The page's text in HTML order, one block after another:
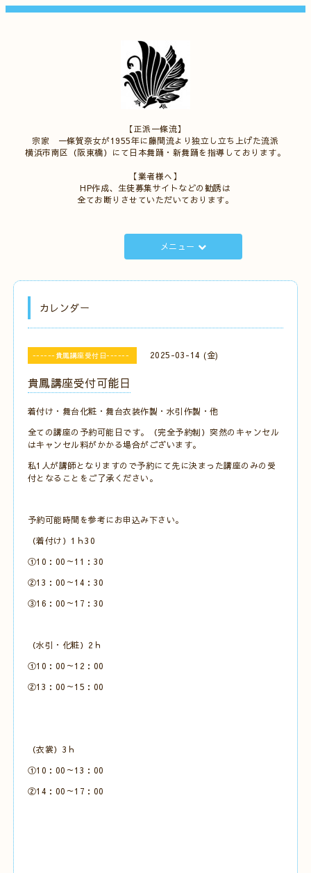
【正派一條流】
宗家 一條賀奈女が1955年に藤間流より独立し立ち上げた流派
横浜市南区（阪東橋）にて日本舞踊・新舞踊を指導しております。
【業者様へ】
HP作成、生徒募集サイトなどの勧誘は
全てお断りさせていただいております。
メニュー
カレンダー
------貴鳳講座受付日------ 2025-03-14 (金)
貴鳳講座受付可能日
着付け・舞台化粧・舞台衣装作製・水引作製・他
全ての講座の予約可能日です。（完全予約制）突然のキャンセル
はキャンセル料がかかる場合がございます。
私1人が講師となりますので予約にて先に決まった講座のみの受
付となることをご了承ください。
予約可能時間を参考にお申込み下さい。
（着付け）1ｈ30
①10：00～11：30
②13：00～14：30
③16：00～17：30
（水引・化粧）2ｈ
①10：00～12：00
②13：00～15：00
（衣裳）3ｈ
①10：00～13：00
②14：00～17：00